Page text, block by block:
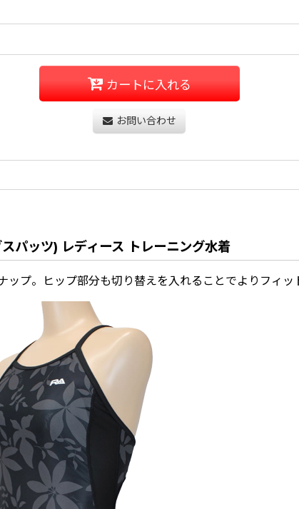
カートに入れる
お問い合わせ
パッツ) レディース トレーニング水着
プ。ヒップ部分も切り替えを入れることでよりフィッ